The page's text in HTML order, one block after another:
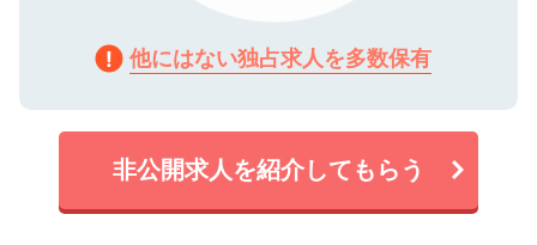
他にはない独占求人を多数保有
非公開求人を紹介してもらう